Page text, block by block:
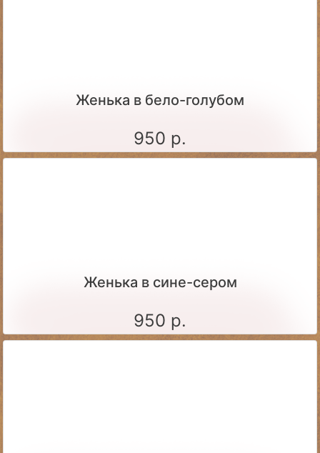
Женька в бело-голубом
950 р.
Женька в сине-сером
950 р.